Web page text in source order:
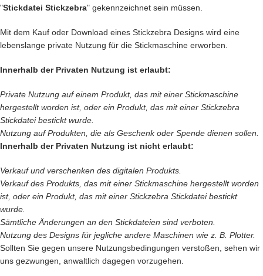
"Stickdatei Stickzebra" gekennzeichnet sein müssen.
Mit dem Kauf oder Download eines Stickzebra Designs wird eine
lebenslange private Nutzung für die Stickmaschine erworben.
Innerhalb der Privaten Nutzung ist erlaubt:
Private Nutzung auf einem Produkt, das mit einer Stickmaschine
hergestellt worden ist, oder ein Produkt, das mit einer Stickzebra
Stickdatei bestickt wurde.
Nutzung auf Produkten, die als Geschenk oder Spende dienen sollen.
Innerhalb der Privaten Nutzung ist nicht erlaubt:
Verkauf und verschenken des digitalen Produkts.
Verkauf des Produkts, das mit einer Stickmaschine hergestellt worden
ist, oder ein Produkt, das mit einer Stickzebra Stickdatei bestickt
wurde.
Sämtliche Änderungen an den Stickdateien sind verboten.
Nutzung des Designs für jegliche andere Maschinen wie z. B. Plotter.
Sollten Sie gegen unsere Nutzungsbedingungen verstoßen, sehen wir
uns gezwungen, anwaltlich dagegen vorzugehen.